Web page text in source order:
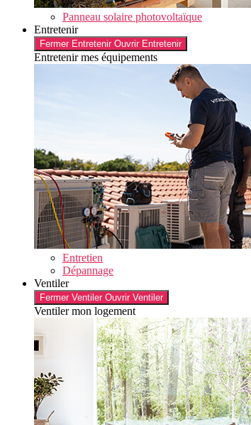
Panneau solaire photovoltaïque
Entretenir
Fermer Entretenir Ouvrir Entretenir
Entretenir mes équipements
Entretien
Dépannage
Ventiler
Fermer Ventiler Ouvrir Ventiler
Ventiler mon logement